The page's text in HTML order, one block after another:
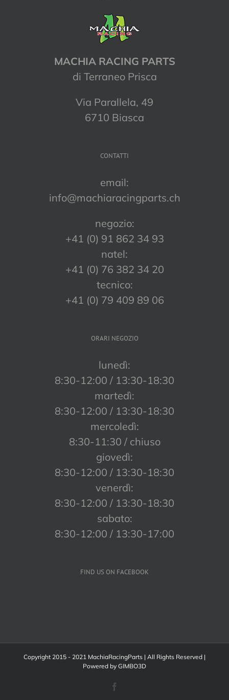
MACHIA RACING PARTS
di Terraneo Prisca
Via Parallela, 49
6710 Biasca
CONTATTI
email:
info@machiaracingparts.ch
negozio:
+41 (0) 91 862 34 93
natel:
+41 (0) 76 382 34 20
tecnico:
+41 (0) 79 409 89 06
ORARI NEGOZIO
lunedì:
8:30-12:00 / 13:30-18:30
martedì:
8:30-12:00 / 13:30-18:30
mercoledì:
8:30-11:30 / chiuso
giovedì:
8:30-12:00 / 13:30-18:30
venerdì:
8:30-12:00 / 13:30-18:30
sabato:
8:30-12:00 / 13:30-17:00
FIND US ON FACEBOOK
Copyright 2015 - 2021 MachiaRacingParts | All Rights Reserved |
Powered by GIMBO3D